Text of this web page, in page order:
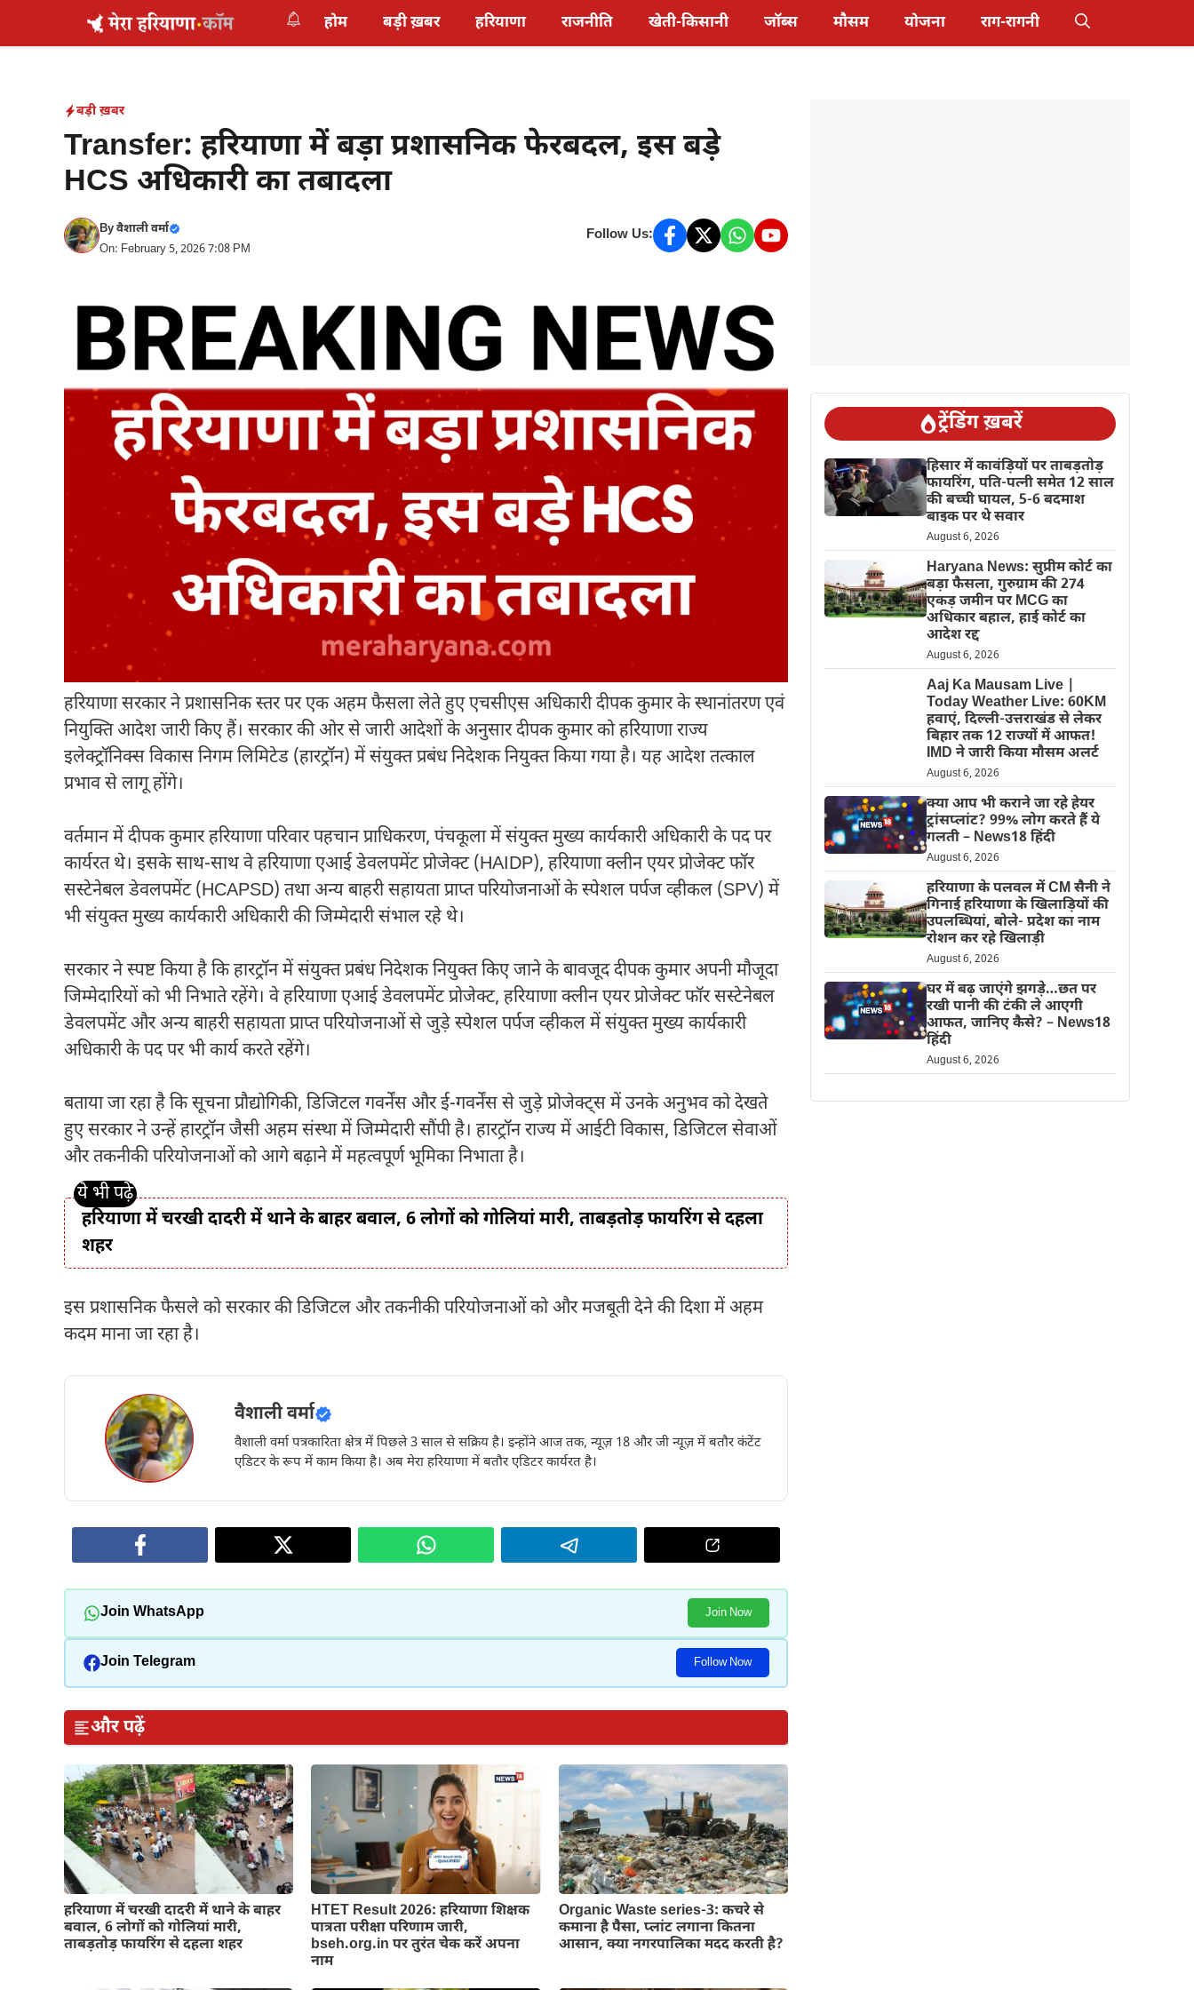
होम बड़ी ख़बर हरियाणा राजनीति खेती-किसानी जॉब्स मौसम योजना राग-रागनी
बड़ी ख़बर
Transfer: हरियाणा में बड़ा प्रशासनिक फेरबदल, इस बड़े
HCS अधिकारी का तबादला
Byवैशाली वर्मा
On: February 5, 2026 7:08 PM
Follow Us:
हरियाणा सरकार ने प्रशासनिक स्तर पर एक अहम फैसला लेते हुए एचसीएस अधिकारी दीपक कुमार के स्थानांतरण एवं
नियुक्ति आदेश जारी किए हैं। सरकार की ओर से जारी आदेशों के अनुसार दीपक कुमार को हरियाणा राज्य
इलेक्ट्रॉनिक्स विकास निगम लिमिटेड (हारट्रॉन) में संयुक्त प्रबंध निदेशक नियुक्त किया गया है। यह आदेश तत्काल
प्रभाव से लागू होंगे।
वर्तमान में दीपक कुमार हरियाणा परिवार पहचान प्राधिकरण, पंचकूला में संयुक्त मुख्य कार्यकारी अधिकारी के पद पर
कार्यरत थे। इसके साथ-साथ वे हरियाणा एआई डेवलपमेंट प्रोजेक्ट (HAIDP), हरियाणा क्लीन एयर प्रोजेक्ट फॉर
सस्टेनेबल डेवलपमेंट (HCAPSD) तथा अन्य बाहरी सहायता प्राप्त परियोजनाओं के स्पेशल पर्पज व्हीकल (SPV) में
भी संयुक्त मुख्य कार्यकारी अधिकारी की जिम्मेदारी संभाल रहे थे।
सरकार ने स्पष्ट किया है कि हारट्रॉन में संयुक्त प्रबंध निदेशक नियुक्त किए जाने के बावजूद दीपक कुमार अपनी मौजूदा
जिम्मेदारियों को भी निभाते रहेंगे। वे हरियाणा एआई डेवलपमेंट प्रोजेक्ट, हरियाणा क्लीन एयर प्रोजेक्ट फॉर सस्टेनेबल
डेवलपमेंट और अन्य बाहरी सहायता प्राप्त परियोजनाओं से जुड़े स्पेशल पर्पज व्हीकल में संयुक्त मुख्य कार्यकारी
अधिकारी के पद पर भी कार्य करते रहेंगे।
बताया जा रहा है कि सूचना प्रौद्योगिकी, डिजिटल गवर्नेंस और ई-गवर्नेंस से जुड़े प्रोजेक्ट्स में उनके अनुभव को देखते
हुए सरकार ने उन्हें हारट्रॉन जैसी अहम संस्था में जिम्मेदारी सौंपी है। हारट्रॉन राज्य में आईटी विकास, डिजिटल सेवाओं
और तकनीकी परियोजनाओं को आगे बढ़ाने में महत्वपूर्ण भूमिका निभाता है।
हरियाणा में चरखी दादरी में थाने के बाहर बवाल, 6 लोगों को गोलियां मारी, ताबड़तोड़ फायरिंग से दहला
शहर
इस प्रशासनिक फैसले को सरकार की डिजिटल और तकनीकी परियोजनाओं को और मजबूती देने की दिशा में अहम
कदम माना जा रहा है।
वैशाली वर्मा
वैशाली वर्मा पत्रकारिता क्षेत्र में पिछले 3 साल से सक्रिय है। इन्होंने आज तक, न्यूज़ 18 और जी न्यूज़ में बतौर कंटेंट
एडिटर के रूप में काम किया है। अब मेरा हरियाणा में बतौर एडिटर कार्यरत है।
Join WhatsApp Join Now
Join Telegram Follow Now
और पढ़ें
हरियाणा में चरखी दादरी में थाने के बाहर
बवाल, 6 लोगों को गोलियां मारी,
ताबड़तोड़ फायरिंग से दहला शहर
HTET Result 2026: हरियाणा शिक्षक
पात्रता परीक्षा परिणाम जारी,
bseh.org.in पर तुरंत चेक करें अपना
नाम
Organic Waste series-3: कचरे से
कमाना है पैसा, प्लांट लगाना कितना
आसान, क्या नगरपालिका मदद करती है?
ट्रेंडिंग ख़बरें
हिसार में कावंड़ियों पर ताबड़तोड़
फायरिंग, पति-पत्नी समेत 12 साल
की बच्ची घायल, 5-6 बदमाश
बाइक पर थे सवार
August 6, 2026
Haryana News: सुप्रीम कोर्ट का
बड़ा फैसला, गुरुग्राम की 274
एकड़ जमीन पर MCG का
अधिकार बहाल, हाई कोर्ट का
आदेश रद्द
August 6, 2026
Aaj Ka Mausam Live |
Today Weather Live: 60KM
हवाएं, दिल्ली-उत्तराखंड से लेकर
बिहार तक 12 राज्यों में आफत!
IMD ने जारी किया मौसम अलर्ट
August 6, 2026
क्या आप भी कराने जा रहे हेयर
ट्रांसप्लांट? 99% लोग करते हैं ये
गलती – News18 हिंदी
August 6, 2026
हरियाणा के पलवल में CM सैनी ने
गिनाई हरियाणा के खिलाड़ियों की
उपलब्धियां, बोले- प्रदेश का नाम
रोशन कर रहे खिलाड़ी
August 6, 2026
घर में बढ़ जाएंगे झगड़े…छत पर
रखी पानी की टंकी ले आएगी
आफत, जानिए कैसे? – News18
हिंदी
August 6, 2026